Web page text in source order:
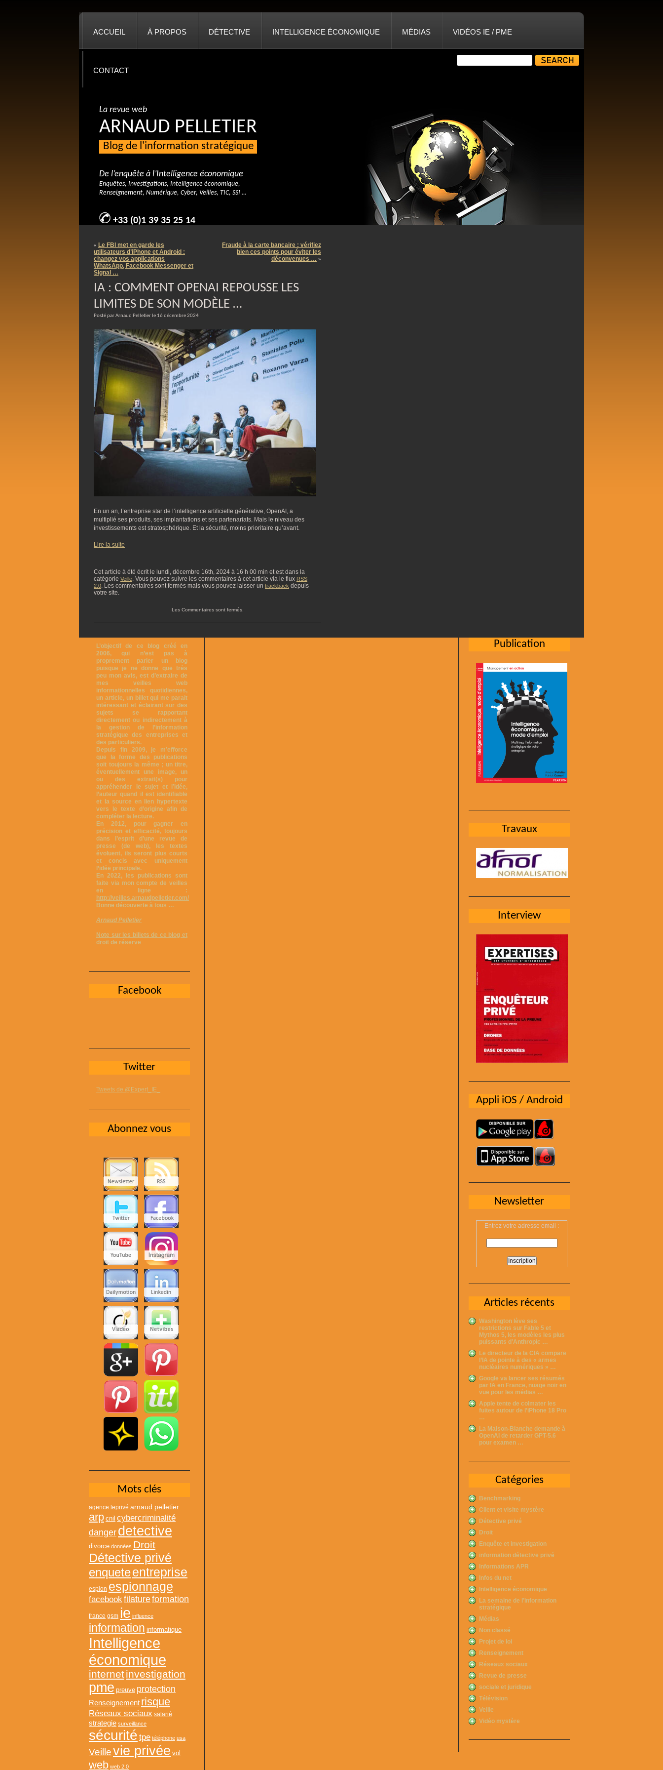
ACCUEIL À PROPOS DÉTECTIVE INTELLIGENCE ÉCONOMIQUE MÉDIAS VIDÉOS IE / PME
CONTACT
La revue web
ARNAUD PELLETIER
Blog de l'information stratégique
De l’enquête à l’Intelligence économique
Enquêtes, Investigations, Intelligence économique,
Renseignement, Numérique, Cyber, Veilles, TIC, SSI …
+33 (0)1 39 35 25 14
« Le FBI met en garde les
utilisateurs d’iPhone et Android :
changez vos applications
WhatsApp, Facebook Messenger et
Signal …
Fraude à la carte bancaire : vérifiez
bien ces points pour éviter les
déconvenues … »
IA : COMMENT OPENAI REPOUSSE LES
LIMITES DE SON MODÈLE …
Posté par Arnaud Pelletier le 16 décembre 2024
En un an, l’entreprise star de l’intelligence artificielle générative, OpenAI, a
multiplié ses produits, ses implantations et ses partenariats. Mais le niveau des
investissements est stratosphérique. Et la sécurité, moins prioritaire qu’avant.
Lire la suite
Cet article à été écrit le lundi, décembre 16th, 2024 à 16 h 00 min et est dans la
catégorie Veille. Vous pouvez suivre les commentaires à cet article via le flux RSS
2.0. Les commentaires sont fermés mais vous pouvez laisser un trackback depuis
votre site.
Les Commentaires sont fermés.
Publication
Travaux
Interview
Appli iOS / Android
Newsletter
Entrez votre adresse email :
Articles récents
Washington lève ses
restrictions sur Fable 5 et
Mythos 5, les modèles les plus
puissants d’Anthropic …
Le directeur de la CIA compare
l’IA de pointe à des « armes
nucléaires numériques » …
Google va lancer ses résumés
par IA en France, nuage noir en
vue pour les médias …
Apple tente de colmater les
fuites autour de l’iPhone 18 Pro
…
La Maison-Blanche demande à
OpenAI de retarder GPT-5.6
pour examen …
Catégories
Benchmarking
Client et visite mystère
Détective privé
Droit
Enquête et investigation
information détective privé
Informations APR
Infos du net
Intelligence économique
La semaine de l’information
stratégique
Médias
Non classé
Projet de loi
Renseignement
Réseaux sociaux
Revue de presse
sociale et juridique
Télévision
Veille
Vidéo mystère
L’objectif de ce blog créé en
2006, qui n’est pas à
proprement parler un blog
puisque je ne donne que très
peu mon avis, est d’extraire de
mes veilles web
informationnelles quotidiennes,
un article, un billet qui me parait
intéressant et éclairant sur des
sujets se rapportant
directement ou indirectement à
la gestion de l’information
stratégique des entreprises et
des particuliers.
Depuis fin 2009, je m’efforce
que la forme des publications
soit toujours la même ; un titre,
éventuellement une image, un
ou des extrait(s) pour
appréhender le sujet et l’idée,
l’auteur quand il est identifiable
et la source en lien hypertexte
vers le texte d’origine afin de
compléter la lecture.
En 2012, pour gagner en
précision et efficacité, toujours
dans l’esprit d’une revue de
presse (de web), les textes
évoluent, ils seront plus courts
et concis avec uniquement
l’idée principale.
En 2022, les publications sont
faite via mon compte de veilles
en ligne :
http://veilles.arnaudpelletier.com/
Bonne découverte à tous …
Arnaud Pelletier
Note sur les billets de ce blog et
droit de réserve
Facebook
Twitter
Tweets de @Expert_IE_
Abonnez vous
Mots clés
agence leprivé arnaud pelletier
arp cnil cybercriminalité
danger detective
divorce données Droit
Détective privé
enqueteentreprise
espion espionnage
facebookfilatureformation
france gsm ie influence
information informatique
Intelligence
économique
internetinvestigation
pme preuve protection
Renseignement risque
Réseaux sociaux salarié
strategie surveillance
sécurité tpe téléphone usa
Veillevie privée vol
web web 2.0